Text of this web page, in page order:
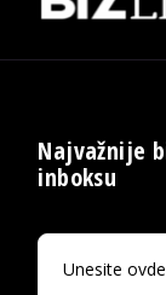
Najvažnije
inboksu